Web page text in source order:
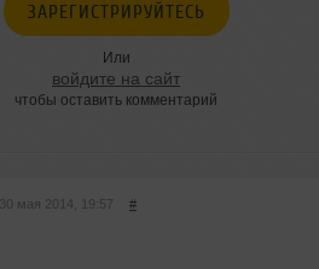
ЗАРЕГИСТРИРУЙТЕСЬ
Или
войдите на сайт
чтобы оставить комментарий
30 мая 2014, 19:57 #